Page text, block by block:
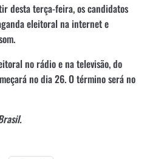
desta terça-feira, os candidatos
eleitoral na internet e
no rádio e na televisão, do
no dia 26. O término será no